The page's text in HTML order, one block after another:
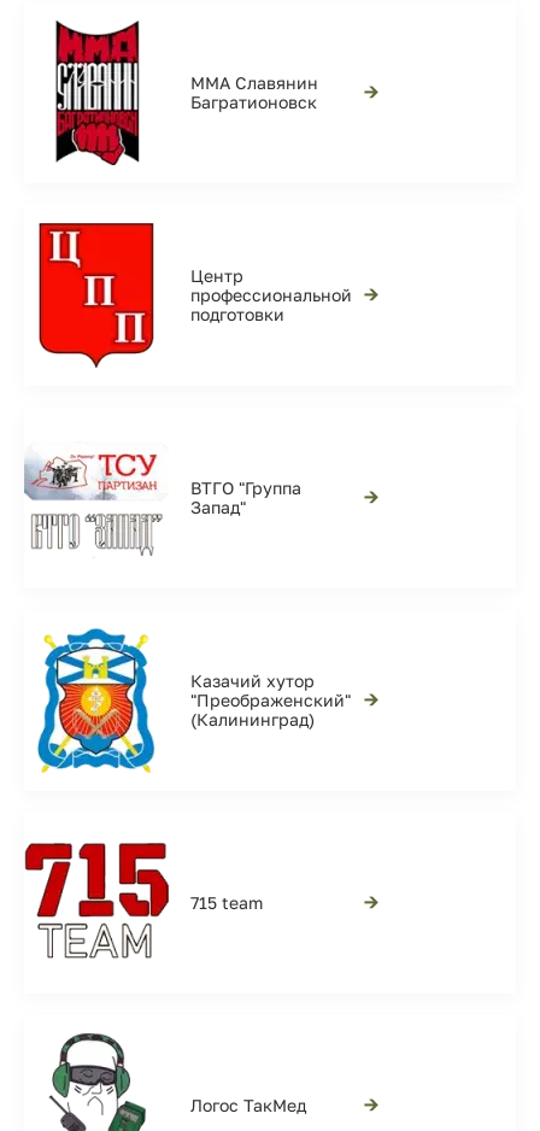
ММА Славянин
Багратионовск
→
Центр
профессиональной
подготовки
→
ВТГО "Группа
Запад"
→
Казачий хутор
"Преображенский"
(Калининград)
→
715 team →
Логос ТакМед →